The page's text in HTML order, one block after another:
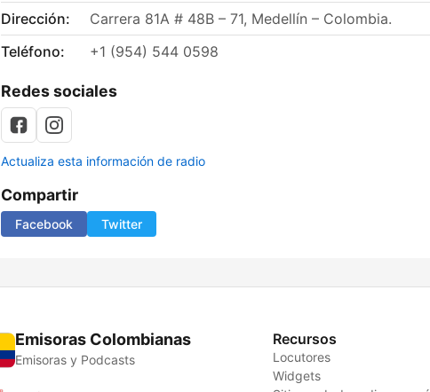
Dirección:
Carrera 81A # 48B – 71, Medellín – Colombia.
Teléfono:
+1 (954) 544 0598
Redes sociales
Actualiza esta información de radio
Compartir
Facebook Twitter
Emisoras Colombianas
Emisoras y Podcasts
Recursos
Locutores
Widgets